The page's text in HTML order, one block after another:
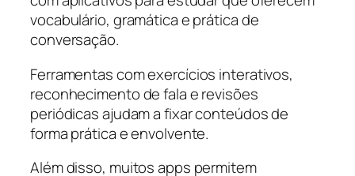
vocabulário, gramática e prática de
conversação.
Ferramentas com exercícios interativos,
reconhecimento de fala e revisões
periódicas ajudam a fixar conteúdos de
forma prática e envolvente.
Além disso, muitos apps permitem